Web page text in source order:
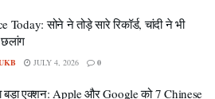
Today: सोने ने तोड़े सारे रिकॉर्ड, चांदी ने भी
JULY 4, 2026 0
बड़ा एक्शन: Apple और Google को 7 Chinese